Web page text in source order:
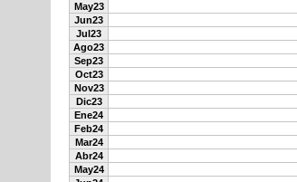
May23
Jun23
Jul23
Ago23
Sep23
Oct23
Nov23
Dic23
Ene24
Feb24
Mar24
Abr24
May24